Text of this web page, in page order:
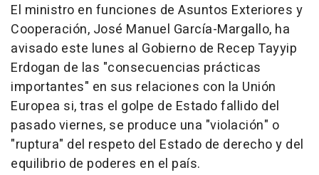
El ministro en funciones de Asuntos Exteriores y
Cooperación, José Manuel García-Margallo, ha
avisado este lunes al Gobierno de Recep Tayyip
Erdogan de las "consecuencias prácticas
importantes" en sus relaciones con la Unión
Europea si, tras el golpe de Estado fallido del
pasado viernes, se produce una "violación" o
"ruptura" del respeto del Estado de derecho y del
equilibrio de poderes en el país.